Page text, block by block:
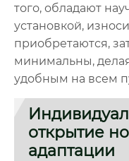
того, обладают
установкой,
приобретаются,
минимальны,
удобным на всем
открытие
адаптации